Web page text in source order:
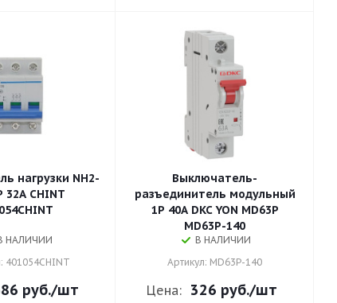
нагрузки NH2-
32A CHINT
НАЛИЧИИ
401054CHINT
руб./шт
Выключатель-
разъединитель модульный
1P 40А DKC YON MD63P
MD63P-140
В НАЛИЧИИ
Артикул: MD63P-140
Цена: 326 руб./шт